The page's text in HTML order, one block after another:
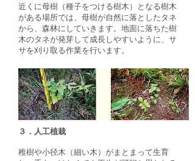
近くに母樹（種子をつける樹木）となる樹木
がある場所では、母樹が自然に落としたタネ
から、森林にしていきます。地面に落ちた樹
木のタネが発芽して成長しやすいように、サ
サを刈り取る作業を行います。
​３．人工植栽
​稚樹や小径木（細い木）がまとまって生育